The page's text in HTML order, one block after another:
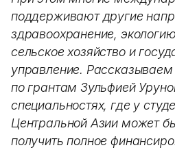
поддерживают другие
здравоохранение,
сельское хозяйство и
управление.
по грантам Зульфией
специальностях, где у
Центральной Азии может
получить полное